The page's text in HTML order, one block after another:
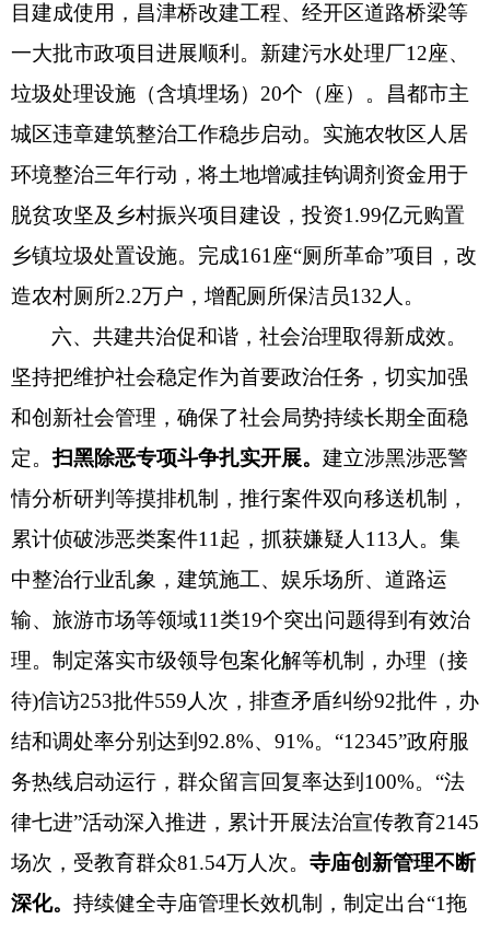
目建成使用，昌津桥改建工程、经开区道路桥梁等
一大批市政项目进展顺利。 新建污水处理厂12座、
垃圾处理设施（含填埋场） 20个（座） 。昌都市主
城区违章建筑整治工作稳步启动。实施农牧区人居
环境整治三年行动，将土地增减挂钩调剂资金用于
脱贫攻坚及乡村振兴项目建设，投资1.99亿元购置
乡镇垃圾处置设施。 完成161座“厕所革命”项目，改
造农村厕所2.2万户 ， 增配厕所保洁员132人 。
六、共建共治促和谐，社会治理取得新成效。
坚持把维护社会稳定作为首要政治任务，切实加强
和创新社会管理，确保了社会局势持续长期全面稳
定。扫黑除恶专项斗争扎实开展。 建立涉黑涉恶警
情分析研判等摸排机制，推行案件双向移送机制，
累计侦破涉恶类案件11起，抓获嫌疑人113人。 集
中整治行业乱象，建筑施工、娱乐场所、道路运
输、旅游市场等领域11类19个突出问题得到有效治
理。 制定落实市级领导包案化解等机制， 办理（接
待)信访253批件559人次，排查矛盾纠纷92批件，办
结和调处率分别达到92.8%、91%。 “12345”政府服
务热线启动运行，群众留言回复率达到100%。 “法
律七进”活动深入推进 ，累计开展法治宣传教育2145
场次，受教育群众81.54万人次。 寺庙创新管理不断
深化。 持续健全寺庙管理长效机制，制定出台“1拖